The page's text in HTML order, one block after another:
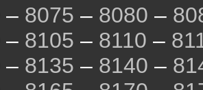
– 8075 – 8080 –
– 8105 – 8110 –
– 8135 – 8140 –